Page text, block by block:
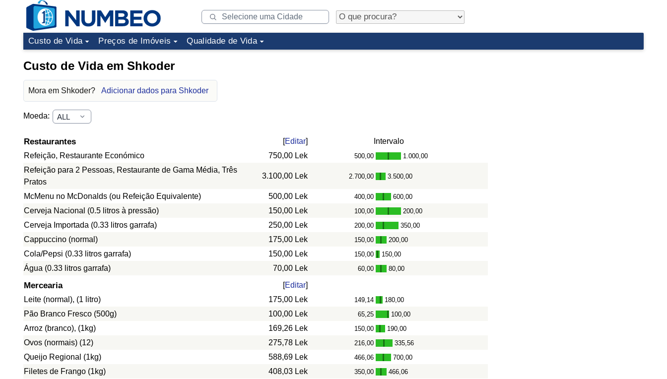
Custo de Vida Preços de Imóveis Qualidade de Vida
Custo de Vida em Shkoder
Mora em Shkoder? Adicionar dados para Shkoder
Moeda:
Restaurantes [Editar]
Intervalo
Refeição, Restaurante Económico
750,00 Lek 500,00 - 1.000,00
Refeição para 2 Pessoas, Restaurante de Gama Média, Três
Pratos
3.100,00 Lek 2.700,00 - 3.500,00
McMenu no McDonalds (ou Refeição Equivalente) 500,00 Lek 400,00 - 600,00
Cerveja Nacional (0.5 litros à pressão) 150,00 Lek 100,00 - 200,00
Cerveja Importada (0.33 litros garrafa) 250,00 Lek 200,00 - 350,00
Cappuccino (normal) 175,00 Lek 150,00 - 200,00
Cola/Pepsi (0.33 litros garrafa) 150,00 Lek 150,00 - 150,00
Água (0.33 litros garrafa) 70,00 Lek 60,00 - 80,00
Mercearia [Editar]
Leite (normal), (1 litro)
175,00 Lek 149,14 - 180,00
Pão Branco Fresco (500g) 100,00 Lek 65,25 - 100,00
Arroz (branco), (1kg) 169,26 Lek 150,00 - 190,00
Ovos (normais) (12) 275,78 Lek 216,00 - 335,56
Queijo Regional (1kg) 588,69 Lek 466,06 - 700,00
Filetes de Frango (1kg) 408,03 Lek 350,00 - 466,06